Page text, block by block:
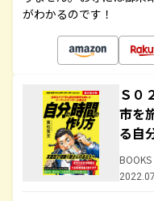
がわかるのです！
Ｓ０
市を
る自